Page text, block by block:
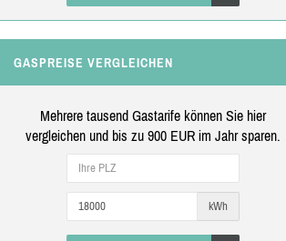
GASPREISE VERGLEICHEN
Mehrere tausend Gastarife können Sie hier
vergleichen und bis zu 900 EUR im Jahr sparen.
kWh